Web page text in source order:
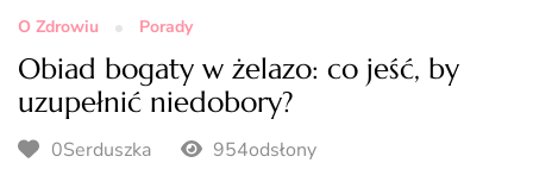
O Zdrowiu Porady
Obiad bogaty w żelazo: co jeść, by
uzupełnić niedobory?
0Serduszka 954odsłony